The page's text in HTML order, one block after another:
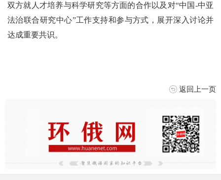
双方就人才培养与科学研究等方面的合作以及对“中国-中亚
法治联合研究中心”工作支持和参与方式，展开深入讨论并
达成重要共识。
返回上一页